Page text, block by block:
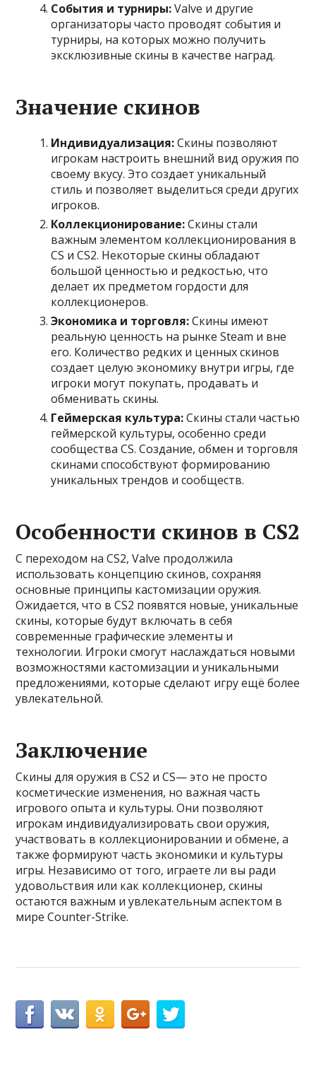
События и турниры:Valve и другие
организаторы часто проводят события и
турниры, на которых можно получить
эксклюзивные скины в качестве наград.
Значение скинов
Индивидуализация:Скины позволяют
игрокам настроить внешний вид оружия по
своему вкусу. Это создает уникальный
стиль и позволяет выделиться среди других
игроков.
Коллекционирование:Скины стали
важным элементом коллекционирования в
CS и CS2. Некоторые скины обладают
большой ценностью и редкостью, что
делает их предметом гордости для
коллекционеров.
Экономика и торговля:Скины имеют
реальную ценность на рынке Steam и вне
его. Количество редких и ценных скинов
создает целую экономику внутри игры, где
игроки могут покупать, продавать и
обменивать скины.
Геймерская культура:Скины стали частью
геймерской культуры, особенно среди
сообщества CS. Создание, обмен и торговля
скинами способствуют формированию
уникальных трендов и сообществ.
Особенности скинов в CS2
С переходом на CS2, Valve продолжила
использовать концепцию скинов, сохраняя
основные принципы кастомизации оружия.
Ожидается, что в CS2 появятся новые, уникальные
скины, которые будут включать в себя
современные графические элементы и
технологии. Игроки смогут наслаждаться новыми
возможностями кастомизации и уникальными
предложениями, которые сделают игру ещё более
увлекательной.
Заключение
Скины для оружия в CS2 и CS— это не просто
косметические изменения, но важная часть
игрового опыта и культуры. Они позволяют
игрокам индивидуализировать свои оружия,
участвовать в коллекционировании и обмене, а
также формируют часть экономики и культуры
игры. Независимо от того, играете ли вы ради
удовольствия или как коллекционер, скины
остаются важным и увлекательным аспектом в
мире Counter-Strike.